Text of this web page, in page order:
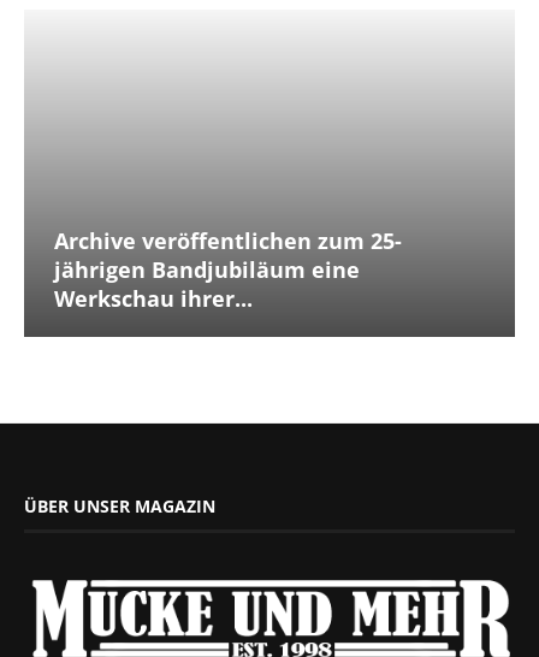
Archive veröffentlichen zum 25-
jährigen Bandjubiläum eine
Werkschau ihrer...
ÜBER UNSER MAGAZIN